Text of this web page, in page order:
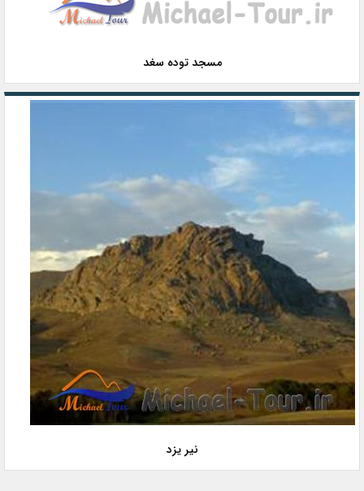
مسجد توده سغد
نیر یزد